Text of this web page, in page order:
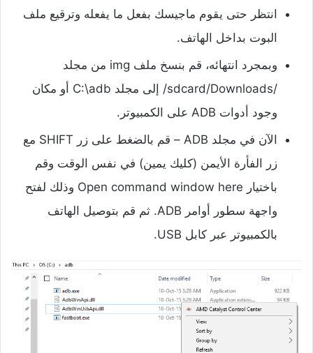
انتظر حتى يقوم ماجيسك بفعل ما يفعله وترقيع ملف
البوت بداخل الهاتف.
وبمجرد انتهائه، قم بنسخ ملف img من مجلد
/sdcard/Downloads/ إلى مجلد C:\adb أو مكان
وجود أدوات ADB على الكمبيوتر.
الآن في مجلد ADB – قم بالضغط على زر SHIFT مع
زر الفأرة الأيمن (كليك يمين) في نفس الوقت وقم
باختيار Open command window here وذلك لفتح
واجهة سطور أوامر ADB. ثم قم بتوصيل الهاتف
بالكمبيوتر عبر كابل USB.